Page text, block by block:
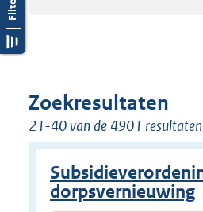
Zoekresultaten
21-40 van de 4901 resultaten
dorpsvernieuwing